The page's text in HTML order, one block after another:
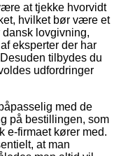
at tjekke hvorvidt
hvilket bør være et
dansk lovgivning,
eksperter der har
tilbydes du
udfordringer
med de
på bestillingen, som
e-firmaet kører med.
at man